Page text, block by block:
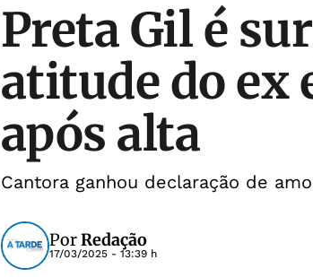
Preta Gil é
atitude do ex
após alta
Cantora ganhou declaração de
PorRedação
17/03/2025 - 13:39 h